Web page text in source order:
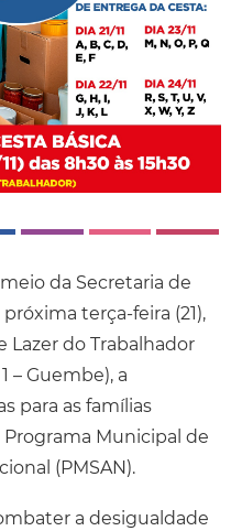
da Secretaria de
terça-feira (21),
Lazer do Trabalhador
– Guembe), a
para as famílias
Municipal de
(PMSAN).
a desigualdade